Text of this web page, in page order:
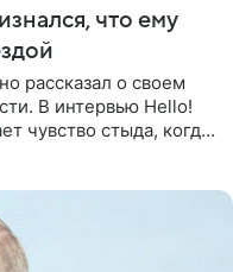
что ему
рассказал о своем
В интервью Hello!
чувство стыда, когда